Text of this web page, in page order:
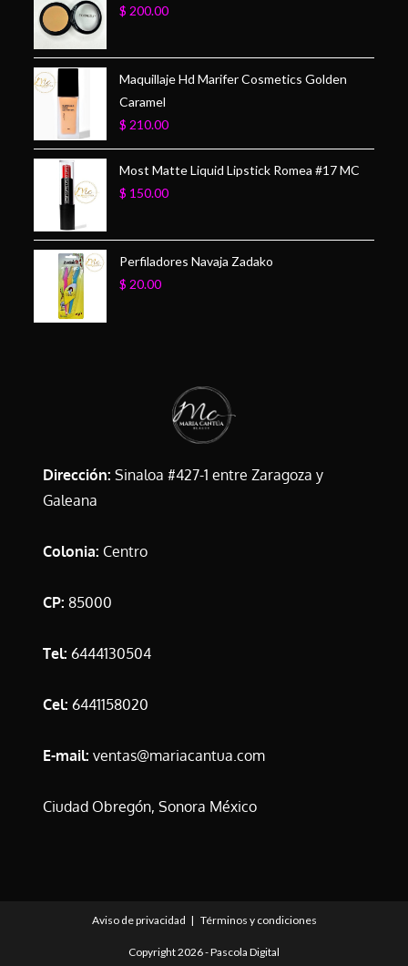
$ 200.00
Maquillaje Hd Marifer Cosmetics Golden
Caramel
$ 210.00
Most Matte Liquid Lipstick Romea #17 MC
$ 150.00
Perfiladores Navaja Zadako
$ 20.00
Dirección: Sinaloa #427-1 entre Zaragoza y
Galeana
Colonia: Centro
CP: 85000
Tel: 6444130504
Cel: 6441158020
E-mail: ventas@mariacantua.com
Ciudad Obregón, Sonora México
Aviso de privacidad Términos y condiciones
Copyright 2026 -Pascola Digital